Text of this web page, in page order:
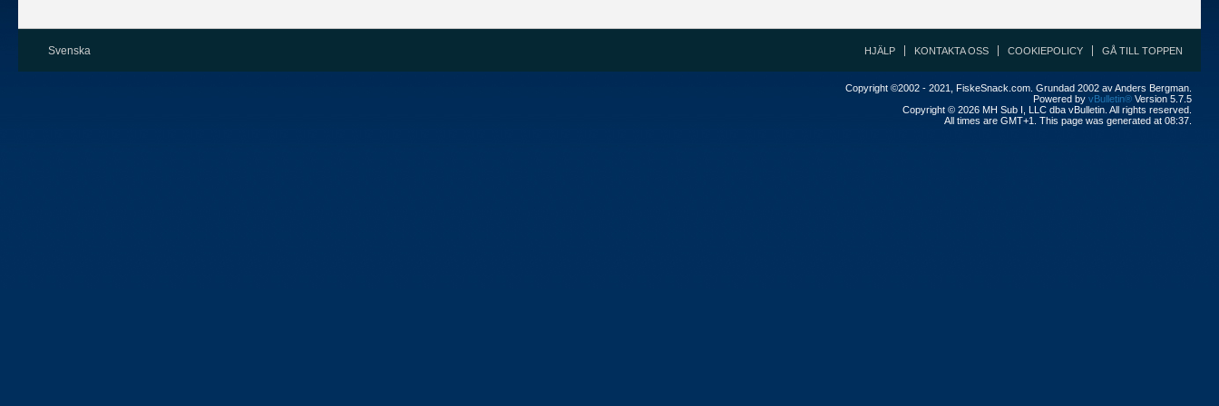
Svenska HJÄLP KONTAKTA OSS COOKIEPOLICY GÅ TILL TOPPEN
Copyright ©2002 - 2021, FiskeSnack.com. Grundad 2002 av Anders Bergman.
Powered by vBulletin® Version 5.7.5
Copyright © 2026 MH Sub I, LLC dba vBulletin. All rights reserved.
All times are GMT+1. This page was generated at 08:37.